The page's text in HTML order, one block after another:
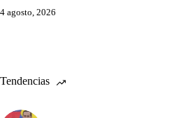
4 agosto, 2026
Tendencias